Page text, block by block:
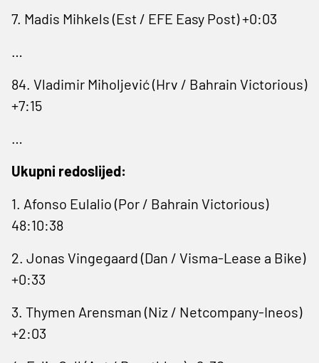
7. Madis Mihkels (Est / EFE Easy Post) +0:03
…
84. Vladimir Miholjević (Hrv / Bahrain Victorious)
+7:15
…
Ukupni redoslijed:
1. Afonso ​Eulalio (Por / Bahrain Victorious)
48:10:38
2. Jonas Vingegaard (Dan / Visma-Lease a Bike)
+0:33
3. Thymen Arensman (Niz / Netcompany-Ineos)
+2:03